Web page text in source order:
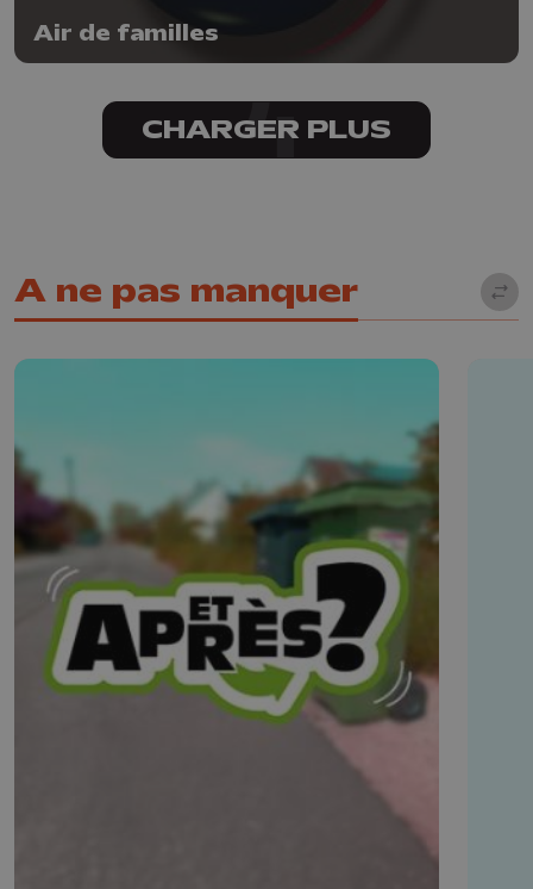
Air de familles
CHARGER PLUS
A ne pas manquer